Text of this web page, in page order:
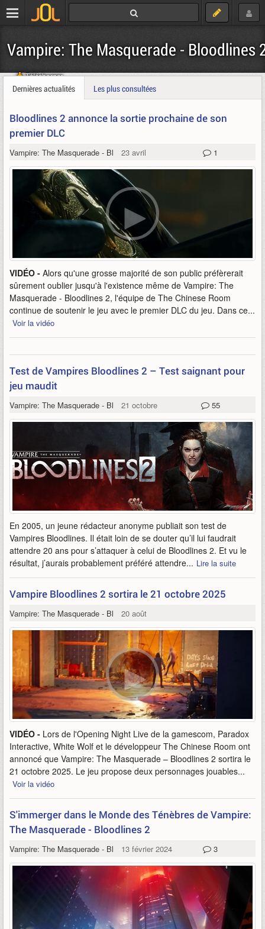
Vampire: The Masquerade - Bloodlines
Télécharger
Dernières actualités
Les plus consultées
Bloodlines 2 annonce la sortie prochaine de son
premier DLC
Vampire: The Masquerade - Bloodlines 2
23 avril 1
VIDÉO - Alors qu'une grosse majorité de son public préfèrerait
sûrement oublier jusqu'à l'existence même de Vampire: The
Masquerade - Bloodlines 2, l'équipe de The Chinese Room
continue de soutenir le jeu avec le premier DLC du jeu. Dans ce...
Voir la vidéo
Test de Vampires Bloodlines 2 – Test saignant pour
jeu maudit
Vampire: The Masquerade - Bloodlines 2
21 octobre 55
En 2005, un jeune rédacteur anonyme publiait son test de
Vampires Bloodlines. Il était loin de se douter qu’il lui faudrait
attendre 20 ans pour s’attaquer à celui de Bloodlines 2. Et vu le
résultat, j’aurais probablement préféré attendre... Lire la suite
Vampire Bloodlines 2 sortira le 21 octobre 2025
Vampire: The Masquerade - Bloodlines 2
20 août
VIDÉO - Lors de l'Opening Night Live de la gamescom, Paradox
Interactive, White Wolf et le développeur The Chinese Room ont
annoncé que Vampire: The Masquerade – Bloodlines 2 sortira le
21 octobre 2025. Le jeu propose deux personnages jouables...
Voir la vidéo
S'immerger dans le Monde des Ténèbres de Vampire:
The Masquerade - Bloodlines 2
Vampire: The Masquerade - Bloodlines 2
13 février 2024 3